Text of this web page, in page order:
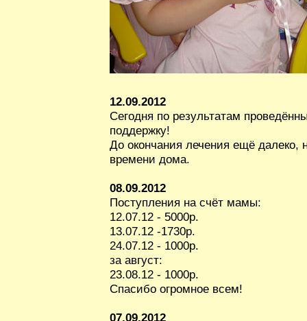
12.09.2012
Сегодня по результатам
поддержку!
До окончания лечения ещё далеко,
времени дома.
08.09.2012
Поступления на счёт мамы:
12.07.12 - 5000р.
13.07.12 -1730р.
24.07.12 - 1000р.
за август:
23.08.12 - 1000р.
Спасибо огромное всем!
07.09.2012